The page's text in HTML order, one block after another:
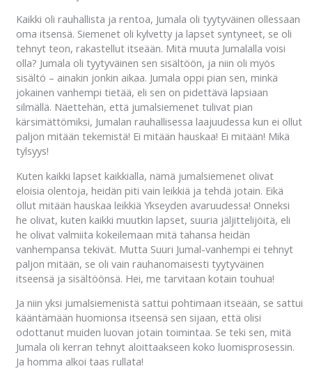
Kaikki oli rauhallista ja rentoa, Jumala oli tyytyväinen ollessaan
oma itsensä. Siemenet oli kylvetty ja lapset syntyneet, se oli
tehnyt teon, rakastellut itseään. Mitä muuta Jumalalla voisi
olla? Jumala oli tyytyväinen sen sisältöön, ja niin oli myös
sisältö – ainakin jonkin aikaa. Jumala oppi pian sen, minkä
jokainen vanhempi tietää, eli sen on pidettävä lapsiaan
silmällä. Näettehän, että jumalsiemenet tulivat pian
kärsimättömiksi, Jumalan rauhallisessa laajuudessa kun ei ollut
paljon mitään tekemistä! Ei mitään hauskaa! Ei mitään! Mikä
tylsyys!
Kuten kaikki lapset kaikkialla, nämä jumalsiemenet olivat
eloisia olentoja, heidän piti vain leikkiä ja tehdä jotain. Eikä
ollut mitään hauskaa leikkiä Ykseyden avaruudessa! Onneksi
he olivat, kuten kaikki muutkin lapset, suuria jäljittelijöitä, eli
he olivat valmiita kokeilemaan mitä tahansa heidän
vanhempansa tekivät. Mutta Suuri Jumal-vanhempi ei tehnyt
paljon mitään, se oli vain rauhanomaisesti tyytyväinen
itseensä ja sisältöönsä. Hei, me tarvitaan kotain touhua!
Ja niin yksi jumalsiemenistä sattui pohtimaan itseään, se sattui
kääntämään huomionsa itseensä sen sijaan, että olisi
odottanut muiden luovan jotain toimintaa. Se teki sen, mitä
Jumala oli kerran tehnyt aloittaakseen koko luomisprosessin.
Ja homma alkoi taas rullata!